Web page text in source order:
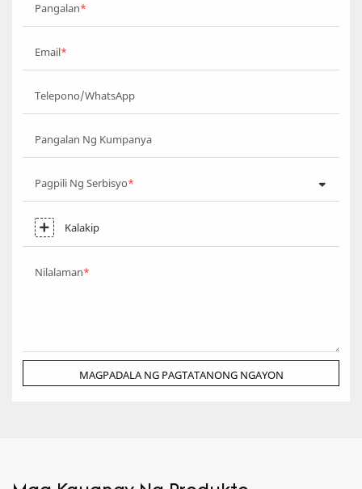
Pangalan
Email
Telepono/WhatsApp
Pangalan Ng Kumpanya
Pagpili Ng Serbisyo
Kalakip
Nilalaman
MAGPADALA NG PAGTATANONG NGAYON